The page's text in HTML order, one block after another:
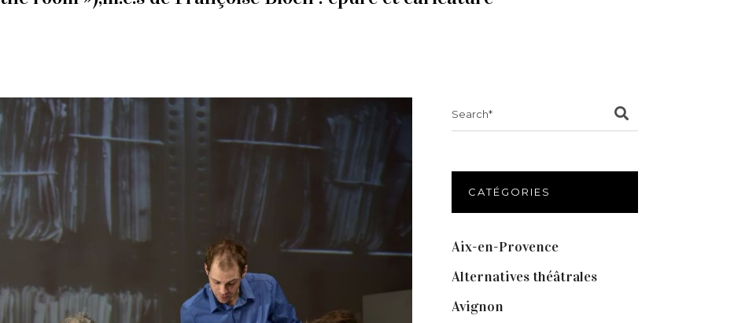
CATÉGORIES
Aix-en-Provence(20)
Alternatives théâtrales(1)
Avignon